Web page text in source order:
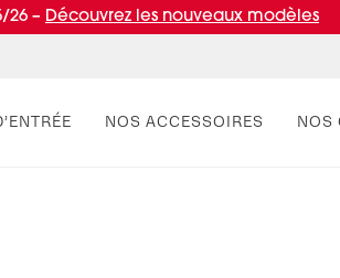
26 – Découvrez les nouveaux modèles
NOS ACCESSOIRES NOS